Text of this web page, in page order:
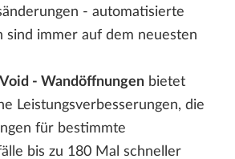
- automatisierte
sind immer auf dem neuesten
- Wandöffnungenbietet
Leistungsverbesserungen, die
für bestimmte
bis zu 180 Mal schneller